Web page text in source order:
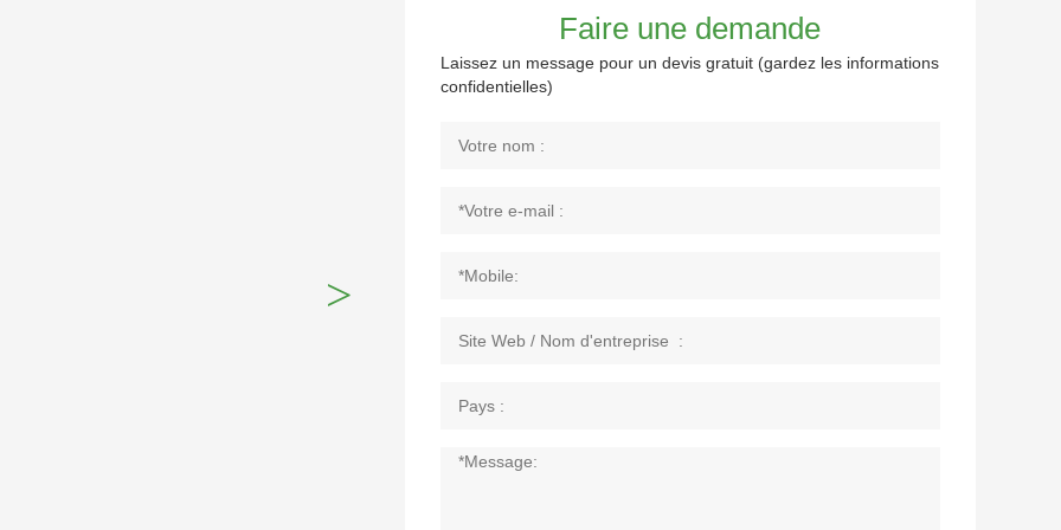
>
Faire une demande
Laissez un message pour un devis gratuit (gardez les informations
confidentielles)